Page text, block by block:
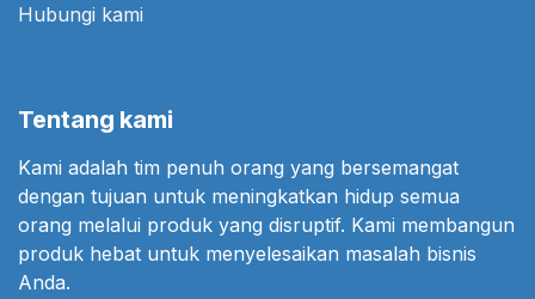
Hubungi kami
Tentang kami
Kami adalah tim penuh orang yang bersemangat
dengan tujuan untuk meningkatkan hidup semua
orang melalui produk yang disruptif. Kami membangun
produk hebat untuk menyelesaikan masalah bisnis
Anda.